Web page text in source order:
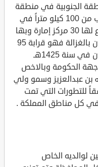
الجنوبية في منطقة
حائل وتبتعد عن مدينة حائل بما يقرب من 100 كيلو متراً في
طريق حائل الى المدينة المنورة وتبع لها 30 مركز إمارة وبها
87 قرية وهجرةايضاً . اما عدد السكان بالغزالة فهو قرابة 95
ألف نسمة وذلك وفقاً لتعداد السكان في سنة 1425هـ
الحكومة وبالاخص
بن عبدالعزيز وسمو ولي
للتطورات التي تمت
كل مناطق المملكة .
لوالديه الخاص